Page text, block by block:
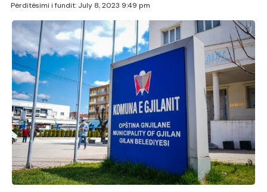
Përditësimi i fundit: July 8, 2023 9:49 pm